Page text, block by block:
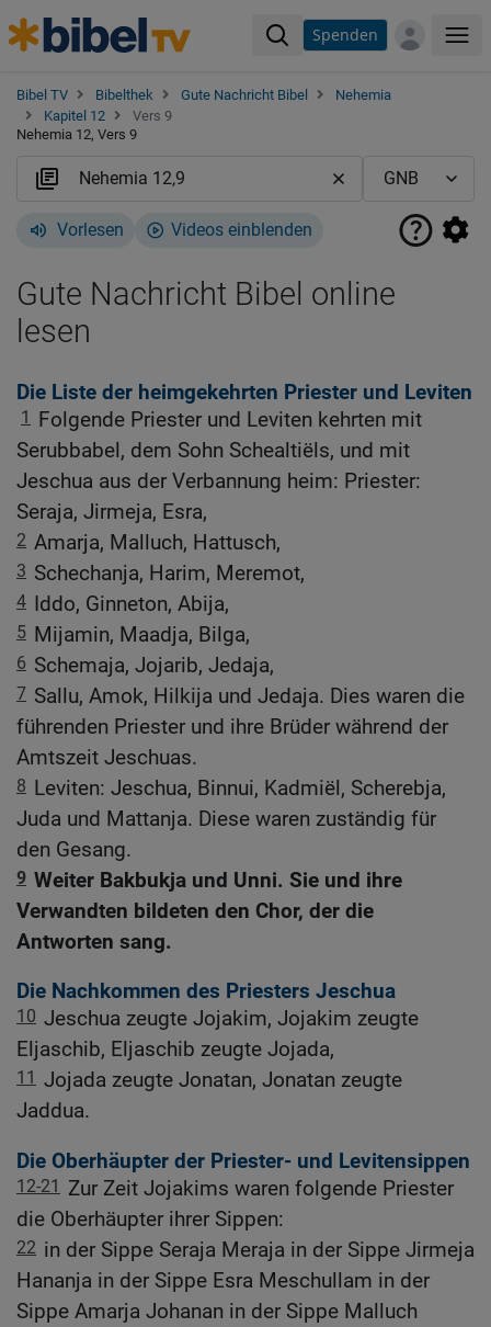
Spenden
Bibel TV Bibelthek Gute Nachricht Bibel
Nehemia
Kapitel 12
Vers 9
Nehemia 12, Vers 9
Vorlesen Videos einblenden
Gute Nachricht Bibel online
lesen
Die Liste der heimgekehrten Priester und Leviten
1
Folgende Priester und Leviten kehrten mit
Serubbabel, dem Sohn Schealtiëls, und mit
Jeschua aus der Verbannung heim: Priester:
Seraja, Jirmeja, Esra,
2 Amarja, Malluch, Hattusch,
3 Schechanja, Harim, Meremot,
4 Iddo, Ginneton, Abija,
5 Mijamin, Maadja, Bilga,
6 Schemaja, Jojarib, Jedaja,
7 Sallu, Amok, Hilkija und Jedaja. Dies waren die
führenden Priester und ihre Brüder während der
Amtszeit Jeschuas.
8 Leviten: Jeschua, Binnui, Kadmiël, Scherebja,
Juda und Mattanja. Diese waren zuständig für
den Gesang.
9 Weiter Bakbukja und Unni. Sie und ihre
Verwandten bildeten den Chor, der die
Antworten sang.
Die Nachkommen des Priesters Jeschua
10 Jeschua zeugte Jojakim, Jojakim zeugte
Eljaschib, Eljaschib zeugte Jojada,
11 Jojada zeugte Jonatan, Jonatan zeugte
Jaddua.
Die Oberhäupter der Priester- und Levitensippen
12-21 Zur Zeit Jojakims waren folgende Priester
die Oberhäupter ihrer Sippen:
22 in der Sippe Seraja Meraja in der Sippe Jirmeja
Hananja in der Sippe Esra Meschullam in der
Sippe Amarja Johanan in der Sippe Malluch